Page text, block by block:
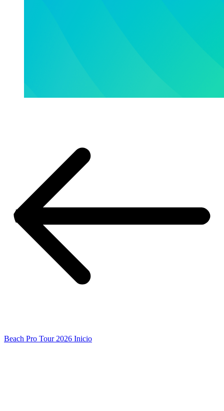
Beach Pro Tour 2026 Inicio